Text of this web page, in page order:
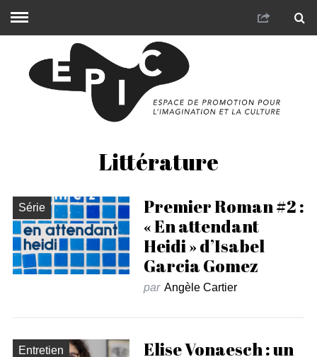
Littérature
Série
Premier Roman #2 :
« En attendant
Heidi » d’Isabel
Garcia Gomez
par Angèle Cartier
Entretien
Elise Vonaesch : un